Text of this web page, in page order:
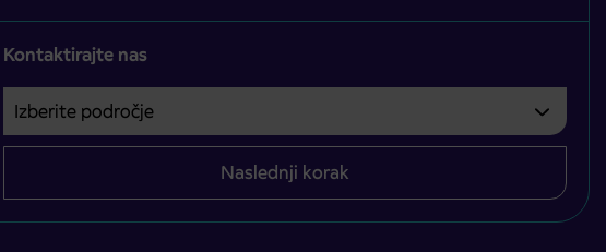
Kontaktirajte nas
Izberite področje
Področje je obvezno izbrati.
Naslednji korak